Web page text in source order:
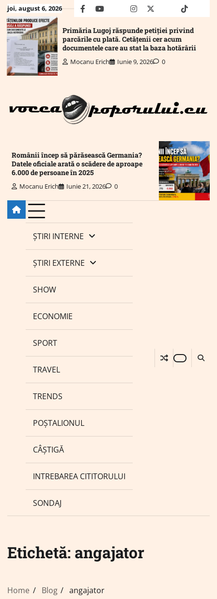
Skip
to
content
joi, august 6, 2026 facebookyoutubeMailinstagram
twitter truthtiktok
Primăria Lugoj răspunde petiției privind
parcările cu plată. Cetățenii cer acum
documentele care au stat la baza hotărârii
Mocanu Erich Iunie 9, 2026 0
Românii încep să părăsească Germania?
Datele oficiale arată o scădere de aproape
6.000 de persoane în 2025
Mocanu Erich Iunie 21, 2026 0
ȘTIRI INTERNE
ȘTIRI EXTERNE
SHOW
ECONOMIE
SPORT
TRAVEL
TRENDS
POȘTALIONUL
CÂȘTIGĂ
INTREBAREA CITITORULUI
SONDAJ
Etichetă: angajator
Home Blog angajator